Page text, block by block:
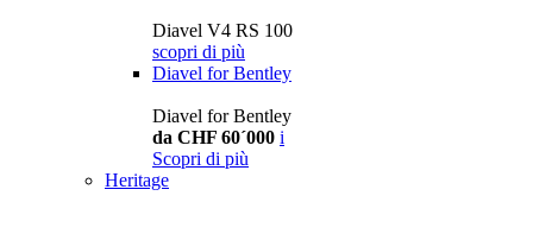
Diavel V4 RS 100
scopri di più
Diavel for Bentley
Diavel for Bentley
da CHF 60´000 i
Scopri di più
Heritage